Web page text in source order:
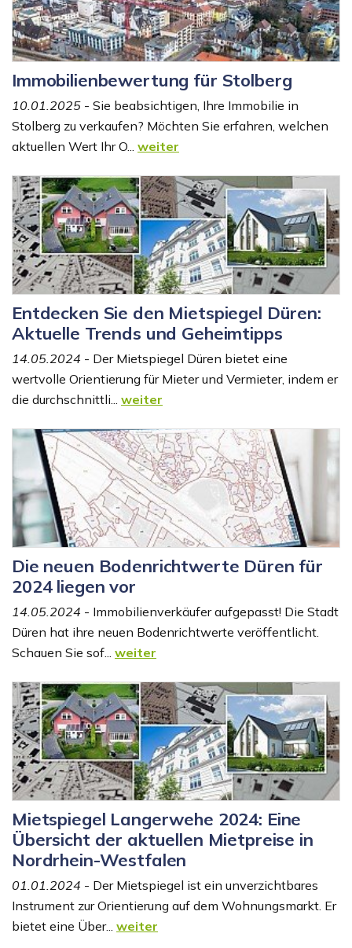
Immobilienbewertung für Stolberg
10.01.2025 - Sie beabsichtigen, Ihre Immobilie in
Stolberg zu verkaufen? Möchten Sie erfahren, welchen
aktuellen Wert Ihr O... weiter
Entdecken Sie den Mietspiegel Düren:
Aktuelle Trends und Geheimtipps
14.05.2024 - Der Mietspiegel Düren bietet eine
wertvolle Orientierung für Mieter und Vermieter, indem er
die durchschnittli... weiter
Die neuen Bodenrichtwerte Düren für
2024 liegen vor
14.05.2024 - Immobilienverkäufer aufgepasst! Die Stadt
Düren hat ihre neuen Bodenrichtwerte veröffentlicht.
Schauen Sie sof... weiter
Mietspiegel Langerwehe 2024: Eine
Übersicht der aktuellen Mietpreise in
Nordrhein-Westfalen
01.01.2024 - Der Mietspiegel ist ein unverzichtbares
Instrument zur Orientierung auf dem Wohnungsmarkt. Er
bietet eine Über... weiter